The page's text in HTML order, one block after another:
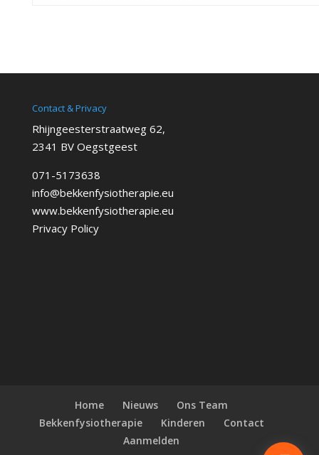
Contact & Privacy
Rhijngeesterstraatweg 62,
2341 BV Oegstgeest
071-5173638
info@bekkenfysiotherapie.eu
www.bekkenfysiotherapie.eu
Privacy Policy
Home Nieuws
Ons Team
Bekkenfysiotherapie
Kinderen
Contact
Aanmelden